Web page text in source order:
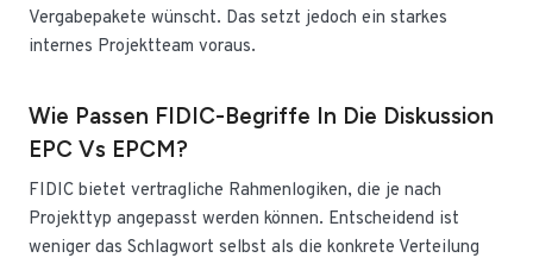
Vergabepakete wünscht. Das setzt jedoch ein starkes
internes Projektteam voraus.
Wie Passen FIDIC-Begriffe In Die Diskussion
EPC Vs EPCM?
FIDIC bietet vertragliche Rahmenlogiken, die je nach
Projekttyp angepasst werden können. Entscheidend ist
weniger das Schlagwort selbst als die konkrete Verteilung